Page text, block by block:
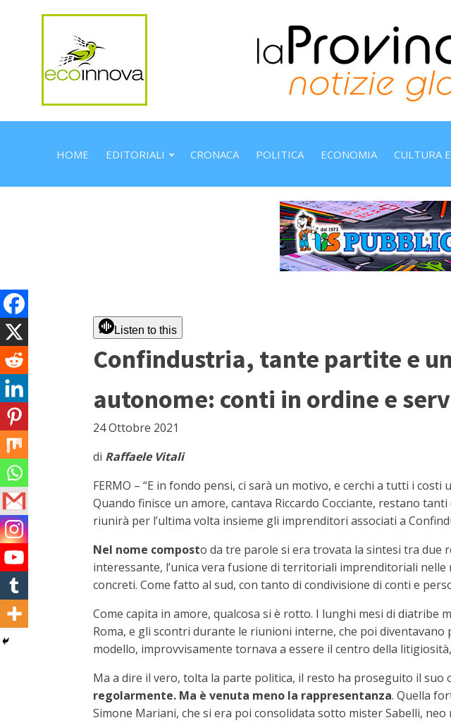
HOME EDITORIALI CRONACA POLITICA ECONOMIA CULTURA
Listen to this
Confindustria, tante partite e
autonome: conti in ordine e
24 Ottobre 2021
di Raffaele Vitali
FERMO – “E in fondo pensi, ci sarà un motivo, e cerchi a tutti i
Quando finisce un amore, cantava Riccardo Cocciante, restano
riunirà per l’ultima volta insieme gli imprenditori associati a
Nel nome composto da tre parole si era trovata la sintesi tra due
interessante, l’unica vera fusione di territoriali imprenditoriali
concreti. Come fatto al sud, con tanto di condivisione di conti e
Come capita in amore, qualcosa si è rotto. I lunghi mesi di diatribe
Roma, e gli scontri durante le riunioni interne, che poi
modello, improvvisamente tornava a essere il centro della
Ma a dire il vero, tolta la parte politica, il resto ha proseguito il suo
regolarmente. Ma è venuta meno la rappresentanza. Quella
Simone Mariani, che si era poi consolidata sotto mister Sabelli,